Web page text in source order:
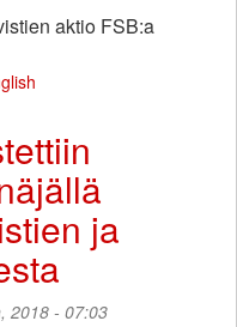
aktio FSB:a
ja
2018 - 07:03